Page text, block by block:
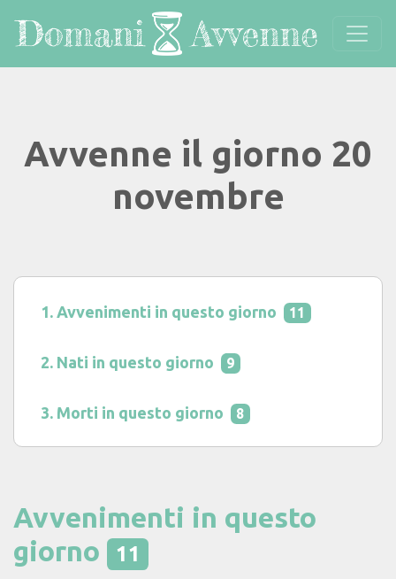
Avvenne il giorno 20
novembre
Avvenimenti in questo giorno 11
Nati in questo giorno 9
Morti in questo giorno 8
Avvenimenti in questo
giorno
11